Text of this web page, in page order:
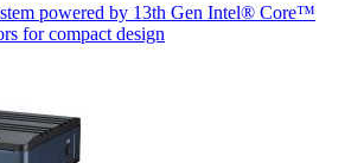
powered by 13th Gen Intel® Core™
for compact design